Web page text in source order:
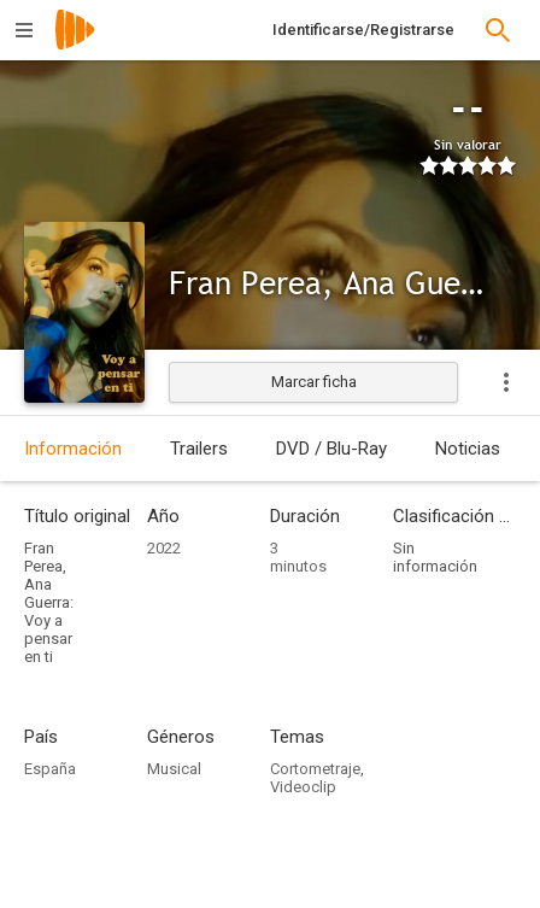
Identificarse/Registrarse
--
Sin valorar
Fran Perea, Ana Guerra: Voy a pensar en ti
Marcar ficha
Información Trailers DVD / Blu-Ray Noticias
Título original
Fran
Perea,
Ana
Guerra:
Voy a
pensar
en ti
Año
2022
Duración
3
minutos
Clasificación por edades
Sin
información
País
España
Géneros
Musical
Temas
Cortometraje,
Videoclip